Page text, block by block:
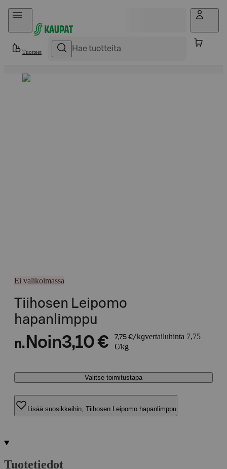
Hyppää sisältöön
Tuotteet
Ei valikoimassa
Tiihosen Leipomo
hapanlimppu
n. Noin3,10 € 7,75 €/kgvertailuhinta 7,75
€/kg
Valitse toimitustapa
Lisää suosikkeihin, Tiihosen Leipomo hapanlimppu
Tuotetiedot